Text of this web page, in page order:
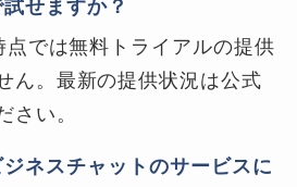
せますか？
では無料トライアルの提供
ん。最新の提供状況は公式
さい。
ネスチャットのサービスに